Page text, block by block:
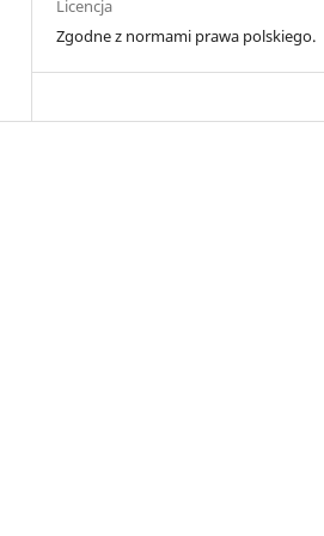
Licencja
Zgodne z normami prawa polskiego.